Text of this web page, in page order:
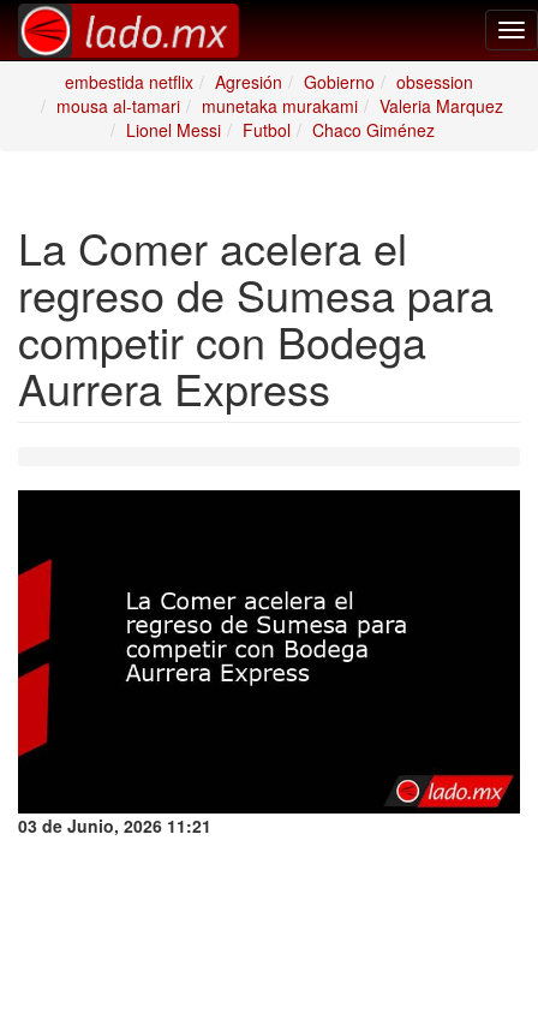
embestida netflix
Agresión Gobierno
obsession
mousa al-tamari
munetaka murakami
Valeria Marquez
Lionel Messi
Futbol Chaco Giménez
La Comer acelera el
regreso de Sumesa para
competir con Bodega
Aurrera Express
03 de Junio, 2026 11:21